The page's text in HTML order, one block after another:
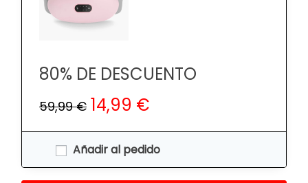
80% DE DESCUENTO
59,99 € 14,99 €
Añadir al pedido